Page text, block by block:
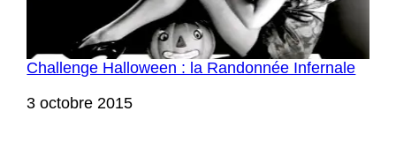
Challenge Halloween : la Randonnée Infernale
Date
3 octobre 2015